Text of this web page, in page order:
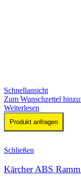
Schnellansicht
Zum Wunschzettel
Weiterlesen
Produkt anfragen
Schließen
Kärcher ABS